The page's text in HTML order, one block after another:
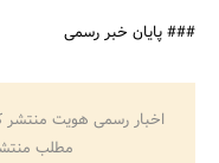
### پایان خبر رسمی
اخبار رسمی هویت منتشر
مطلب